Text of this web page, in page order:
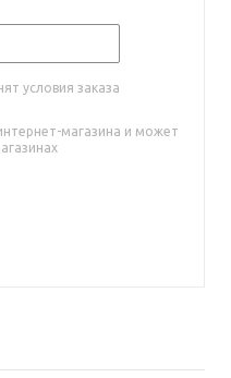
условия заказа
магазина и может